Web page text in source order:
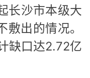
长沙市本级大
出的情况。
缺口达2.72亿